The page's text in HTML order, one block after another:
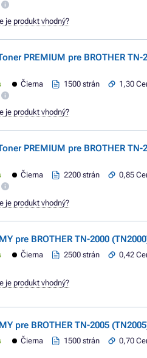
je produkt vhodný?
PREMIUM pre BROTHER
Čierna 1500 strán
1,30
je produkt vhodný?
PREMIUM pre BROTHER
Čierna 2200 strán
0,85
je produkt vhodný?
pre BROTHER TN-2000
Čierna 2500 strán
0,42
je produkt vhodný?
pre BROTHER TN-2005
Čierna 1500 strán
0,70